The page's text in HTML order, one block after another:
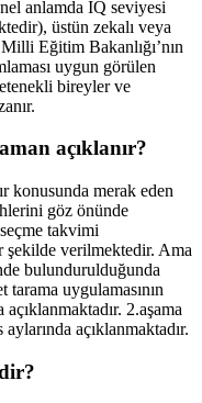
anlamda IQ seviyesi
üstün zekalı veya
Eğitim Bakanlığı’nın
uygun görülen
bireyler ve
açıklanır?
konusunda merak eden
göz önünde
takvimi
şekilde verilmektedir. Ama
bulundurulduğunda
tarama uygulamasının
2.aşama
açıklanmaktadır.